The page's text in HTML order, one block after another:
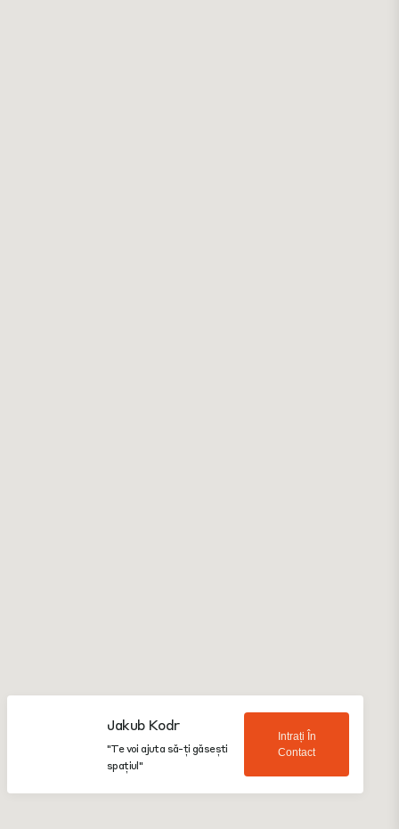
Jakub Kodr
"Te voi ajuta să-ți găsești
spațiul"
Intrați În
Contact